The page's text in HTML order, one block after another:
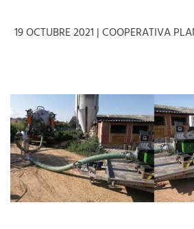
19 OCTUBRE 2021 | COOPERATIVA